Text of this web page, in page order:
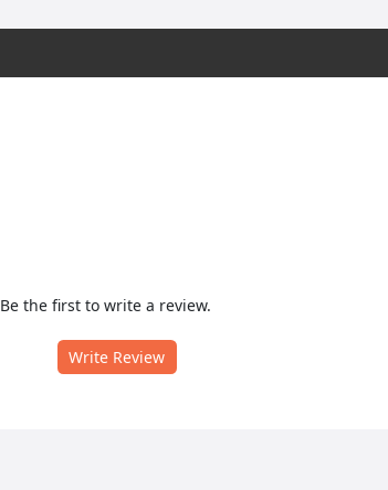
Be the first to write a review.
Write Review